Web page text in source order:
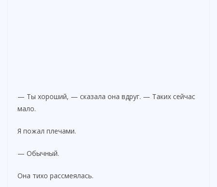
— Ты хороший, — сказала она вдруг. — Таких сейчас
мало.
Я пожал плечами.
— Обычный.
Она тихо рассмеялась.